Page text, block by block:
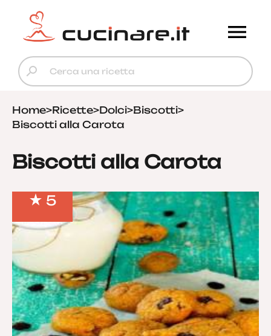
Home>Ricette>Dolci>Biscotti>
Biscotti alla Carota
Biscotti alla Carota
5